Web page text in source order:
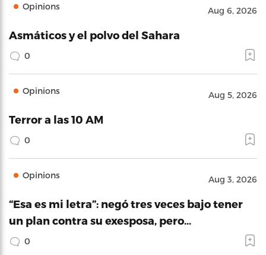
Opinions Aug 6, 2026
Asmáticos y el polvo del Sahara
0
Opinions Aug 5, 2026
Terror a las 10 AM
0
Opinions Aug 3, 2026
“Esa es mi letra”: negó tres veces bajo tener
un plan contra su exesposa, pero…
0